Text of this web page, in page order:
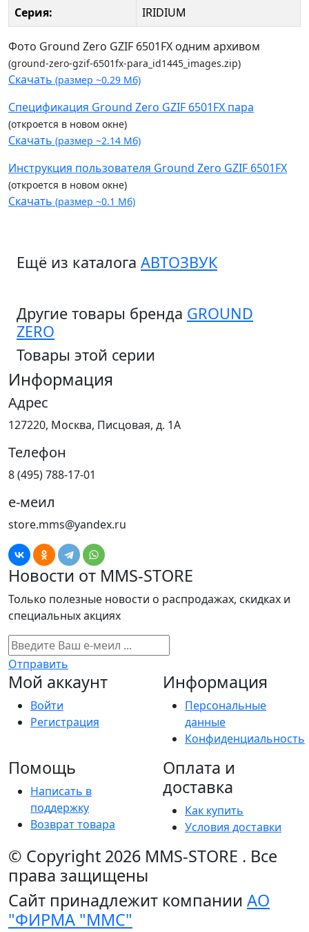
Серия:
IRIDIUM
Фото Ground Zero GZIF 6501FX одним архивом
(ground-zero-gzif-6501fx-para_id1445_images.zip)
Скачать (размер ~0.29 Мб)
Спецификация Ground Zero GZIF 6501FX пара
(откроется в новом окне)
Скачать (размер ~2.14 Мб)
Инструкция пользователя Ground Zero GZIF 6501FX
(откроется в новом окне)
Скачать (размер ~0.1 Мб)
Ещё из каталога АВТОЗВУК
Другие товары бренда GROUND
ZERO
Товары этой серии
Информация
Адрес
127220, Москва, Писцовая, д. 1А
Телефон
8 (495) 788-17-01
е-меил
store.mms@yandex.ru
Новости от MMS-STORE
Только полезные новости о распродажах, скидках и
специальных акциях
Отправить
Мой аккаунт
Войти
Регистрация
Информация
Персональные
данные
Конфиденциальность
Помощь
Написать в
поддержку
Возврат товара
Оплата и
доставка
Как купить
Условия доставки
© Copyright 2026 MMS-STORE . Все
права защищены
Сайт принадлежит компании АО
"ФИРМА "ММС"